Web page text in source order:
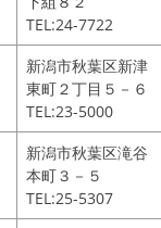
TEL:24-7722
新潟市秋葉区新津
東町２丁目５－６
TEL:23-5000
新潟市秋葉区滝谷
本町３－５
TEL:25-5307